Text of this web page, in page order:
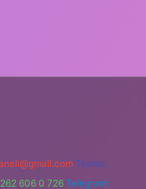
Teams:
606 0 726 Telegram: